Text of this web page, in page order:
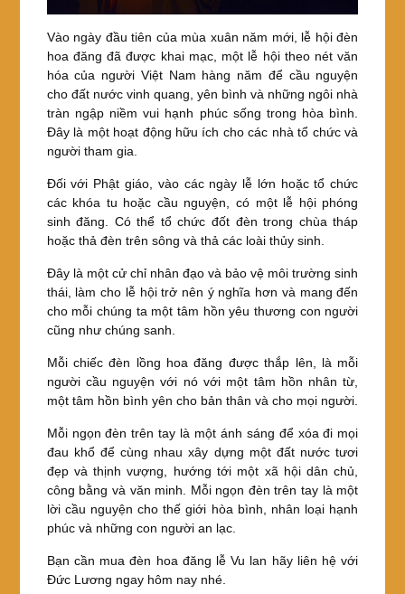
Vào ngày đầu tiên của mùa xuân năm mới, lễ hội đèn
hoa đăng đã được khai mạc, một lễ hội theo nét văn
hóa của người Việt Nam hàng năm để cầu nguyện
cho đất nước vinh quang, yên bình và những ngôi nhà
tràn ngập niềm vui hạnh phúc sống trong hòa bình.
Đây là một hoạt động hữu ích cho các nhà tổ chức và
người tham gia.
Đối với Phật giáo, vào các ngày lễ lớn hoặc tổ chức
các khóa tu hoặc cầu nguyện, có một lễ hội phóng
sinh đăng. Có thể tổ chức đốt đèn trong chùa tháp
hoặc thả đèn trên sông và thả các loài thủy sinh.
Đây là một cử chỉ nhân đạo và bảo vệ môi trường sinh
thái, làm cho lễ hội trở nên ý nghĩa hơn và mang đến
cho mỗi chúng ta một tâm hồn yêu thương con người
cũng như chúng sanh.
Mỗi chiếc đèn lồng hoa đăng được thắp lên, là mỗi
người cầu nguyện với nó với một tâm hồn nhân từ,
một tâm hồn bình yên cho bản thân và cho mọi người.
Mỗi ngọn đèn trên tay là một ánh sáng để xóa đi mọi
đau khổ để cùng nhau xây dựng một đất nước tươi
đẹp và thịnh vượng, hướng tới một xã hội dân chủ,
công bằng và văn minh. Mỗi ngọn đèn trên tay là một
lời cầu nguyện cho thế giới hòa bình, nhân loại hạnh
phúc và những con người an lạc.
Bạn cần mua đèn hoa đăng lễ Vu lan hãy liên hệ với
Đức Lương ngay hôm nay nhé.